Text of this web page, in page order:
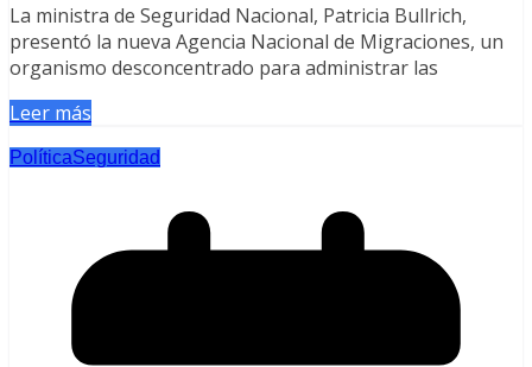
La ministra de Seguridad Nacional, Patricia Bullrich,
presentó la nueva Agencia Nacional de Migraciones, un
organismo desconcentrado para administrar las
Leer más
PolíticaSeguridad